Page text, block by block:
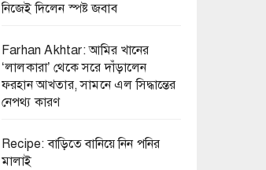
নিজেই দিলেন স্পষ্ট জবাব
Farhan Akhtar: আমির খানের
‘লালকারা’ থেকে সরে দাঁড়ালেন
ফরহান আখতার, সামনে এল সিদ্ধান্তের
নেপথ্য কারণ
Recipe: বাড়িতে বানিয়ে নিন পনির
মালাই